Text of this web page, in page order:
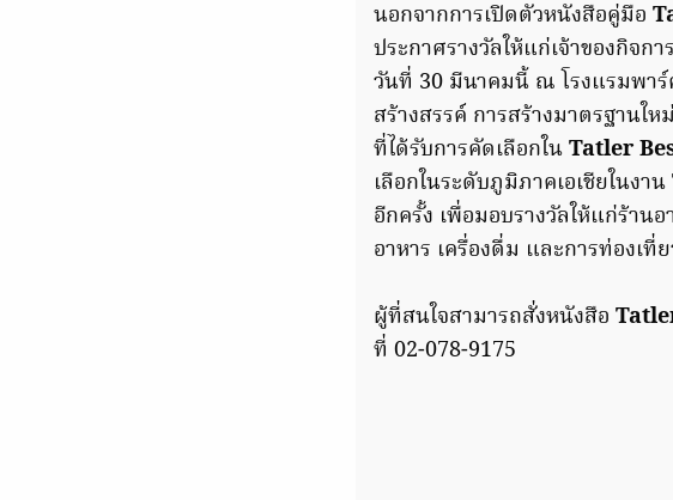
นอกจากการเปิดตัวหนังสือคู่มือ
ประกาศรางวัลให้แก่เจ้าของกิจก
วันที่ 30 มีนาคมนี้ ณ โรงแรมพาร์
สร้างสรรค์ การสร้างมาตรฐานใ
ที่ได้รับการคัดเลือกในTatler
เลือกในระดับภูมิภาคเอเชียในงาน
อีกครั้ง เพื่อมอบรางวัลให้แก่ร้าน
อาหาร เครื่องดื่ม และการท่องเที่
ผู้ที่สนใจสามารถสั่งหนังสือ
ที่ 02-078-9175